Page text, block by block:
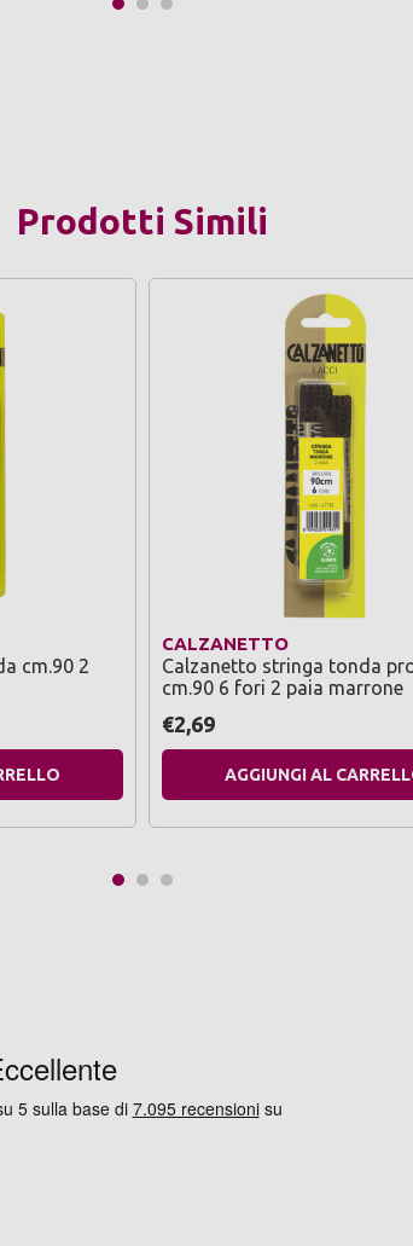
Prodotti Simili
cm.90 2
CALZANETTO
Calzanetto stringa tonda
cm.90 6 fori 2 paia marrone
€2,69
AGGIUNGI AL